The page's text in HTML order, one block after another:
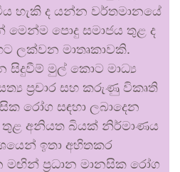
හැකි ද යන්න වර්තමානයේ
පොදු සමාජය තුළ ද
ලක්වන මාතෘකාවකි.
සිදුවීම් මුල් කොට මාධ්‍ය
ප්‍රචාර සහ කරුණු විකෘති
රෝග සඳහා ලබාදෙන
තුළ අනියත බියක් නිර්මාණය
ඉතා අහිතකර
ප්‍රධාන මානසික රෝග